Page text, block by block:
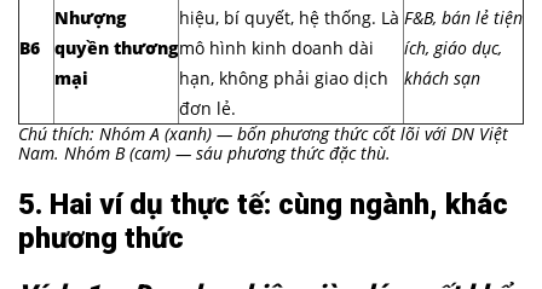
B6
Nhượng
quyền thương
mại
hiệu, bí quyết, hệ thống. Là
mô hình kinh doanh dài
hạn, không phải giao dịch
đơn lẻ.
F&B, bán lẻ tiện
ích, giáo dục,
khách sạn
Chú thích: Nhóm A (xanh) — bốn phương thức cốt lõi với DN Việt
Nam. Nhóm B (cam) — sáu phương thức đặc thù.
5. Hai ví dụ thực tế: cùng ngành, khác
phương thức